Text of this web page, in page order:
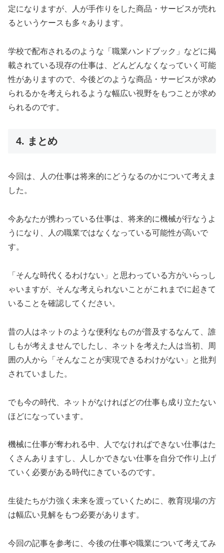
定になりますが、人が手作りをした商品・サービスが売れ
るというケースも多々あります。
学校で配布されるのような「職業ハンドブック」などに掲
載されている現存の仕事は、どんどんなくなっていく可能
性がありますので、今後どのような商品・サービスが求め
られるかを考えられるような幅広い視野をもつことが求め
られるのです。
4. まとめ
今回は、人の仕事は将来的にどうなるのかについて考えま
した。
今あなたが携わっている仕事は、将来的に機械が行なうよ
うになり、人の職業ではなくなっている可能性が高いで
す。
「そんな時代くるわけない」と思わっている方がいらっし
ゃいますが、そんな考えられないことがこれまでに起きて
いることを確認してください。
昔の人はネットのような便利なものが普及するなんて、誰
しもが考えませんでしたし、ネットを考えた人は当初、周
囲の人から「そんなことが実現できるわけがない」と批判
されていました。
でも今の時代、ネットがなければどの仕事も成り立たない
ほどになっています。
機械に仕事が奪われる中、人でなければできない仕事はた
くさんありますし、人しかできない仕事を自分で作り上げ
ていく必要がある時代にきているのです。
生徒たちが力強く未来を渡っていくために、教育現場の方
は幅広い見解をもつ必要があります。
今回の記事を参考に、今後の仕事や職業について考えてみ